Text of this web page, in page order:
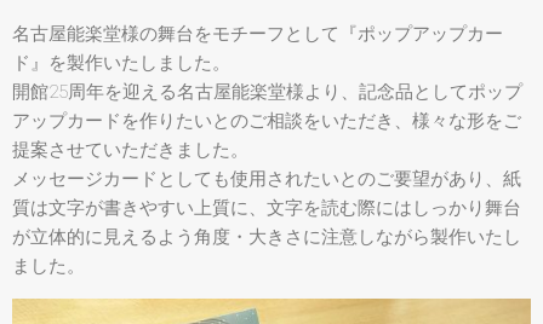
名古屋能楽堂様の舞台をモチーフとして『ポップアップカー
ド』を製作いたしました。
開館25周年を迎える名古屋能楽堂様より、記念品としてポップ
アップカードを作りたいとのご相談をいただき、様々な形をご
提案させていただきました。
メッセージカードとしても使用されたいとのご要望があり、紙
質は文字が書きやすい上質に、文字を読む際にはしっかり舞台
が立体的に見えるよう角度・大きさに注意しながら製作いたし
ました。